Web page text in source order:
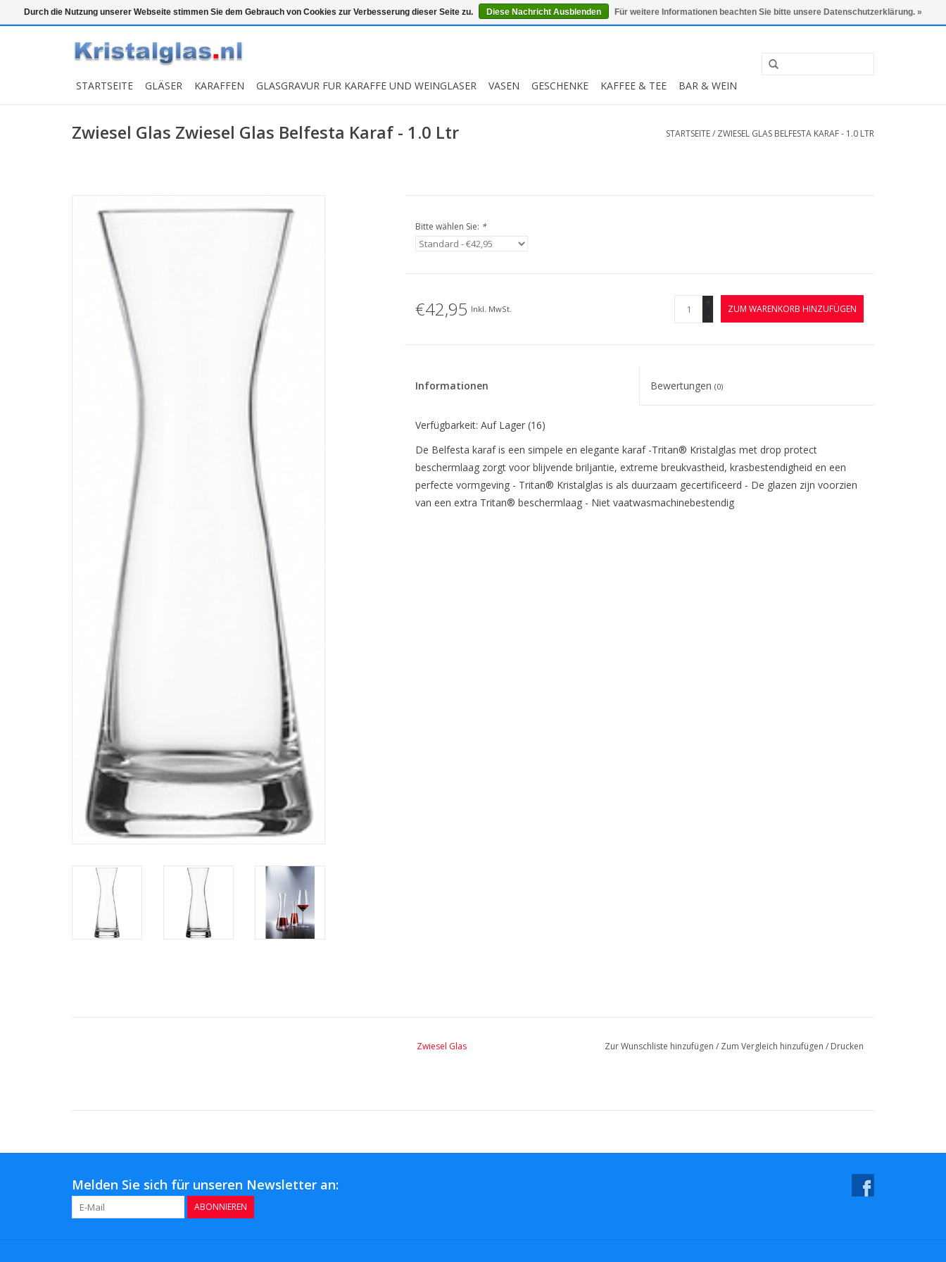
Top klasse Snelle levering Graveren 0 Artikel - €0,00 Mein Konto / Kundenkonto anlegen
STARTSEITE GLÄSER KARAFFEN GLASGRAVUR FUR KARAFFE UND WEINGLASER VASEN GESCHENKE KAFFEE & TEE BAR & WEIN
Zwiesel Glas Zwiesel Glas Belfesta Karaf - 1.0 Ltr STARTSEITE/ ZWIESEL GLAS BELFESTA KARAF - 1.0 LTR
Bitte wählen Sie: *
€42,95 Inkl. MwSt.
+
-
ZUM WARENKORB HINZUFÜGEN
Informationen Bewertungen(0)
Verfügbarkeit: Auf Lager(16)
De Belfesta karaf is een simpele en elegante karaf -Tritan® Kristalglas met drop protect
beschermlaag zorgt voor blijvende briljantie, extreme breukvastheid, krasbestendigheid en een
perfecte vormgeving - Tritan® Kristalglas is als duurzaam gecertificeerd - De glazen zijn voorzien
van een extra Tritan® beschermlaag - Niet vaatwasmachinebestendig
Zwiesel Glas Zur Wunschliste hinzufügen / Zum Vergleich hinzufügen / Drucken
Melden Sie sich für unseren Newsletter an:
ABONNIEREN
Durch die Nutzung unserer Webseite stimmen Sie dem Gebrauch von Cookies zur Verbesserung dieser Seite zu. Diese Nachricht Ausblenden Für weitere Informationen beachten Sie bitte unsere Datenschutzerklärung. »